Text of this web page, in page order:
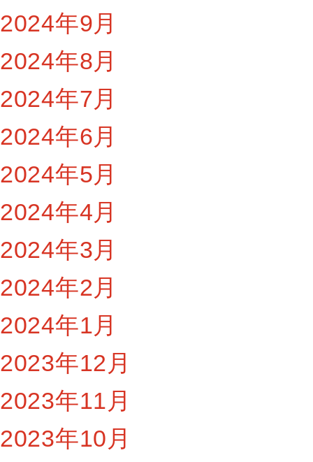
2024年9月
2024年8月
2024年7月
2024年6月
2024年5月
2024年4月
2024年3月
2024年2月
2024年1月
2023年12月
2023年11月
2023年10月